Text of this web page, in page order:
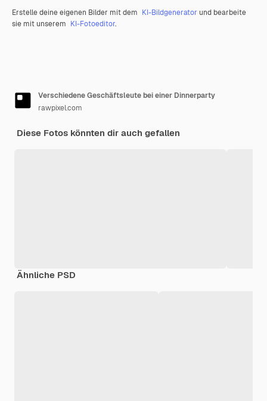
Erstelle deine eigenen Bilder mit dem KI-Bildgenerator und bearbeite
sie mit unserem KI-Fotoeditor.
Verschiedene Geschäftsleute bei einer Dinnerparty
rawpixel.com
Diese Fotos könnten dir auch gefallen
Ähnliche PSD